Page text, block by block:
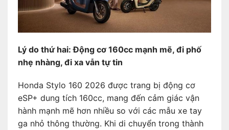
Lý do thứ hai: Động cơ 160cc mạnh mẽ, đi phố
nhẹ nhàng, đi xa vẫn tự tin
Honda Stylo 160 2026 được trang bị động cơ
eSP+ dung tích 160cc, mang đến cảm giác vận
hành mạnh mẽ hơn nhiều so với các mẫu xe tay
ga nhỏ thông thường. Khi di chuyển trong thành